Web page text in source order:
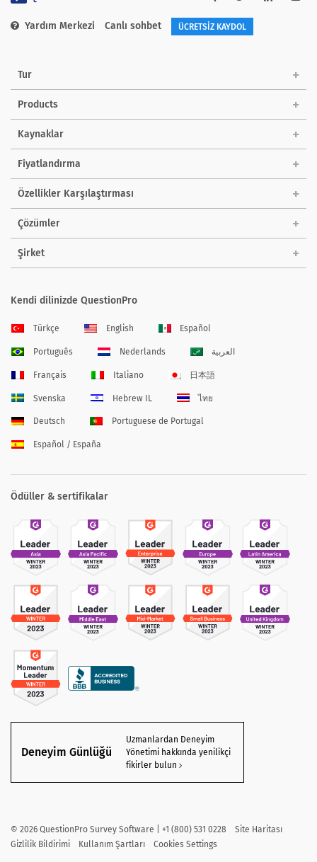
Yardım Merkezi Canlı sohbet ÜCRETSİZ KAYDOL
Tur
Products
Kaynaklar
Fiyatlandırma
Özellikler Karşılaştırması
Çözümler
Şirket
Kendi dilinizde QuestionPro
Türkçe English Español
Português Nederlands العربية
Français Italiano 日本語
Svenska Hebrew IL ไทย
Deutsch Portuguese de Portugal
Español / España
Ödüller & sertifikalar
Deneyim Günlüğü
Uzmanlardan Deneyim
Yönetimi hakkında yenilikçi
fikirler bulun
© 2026 QuestionPro Survey Software | +1 (800) 531 0228
Site Haritası
Gizlilik Bildirimi
Kullanım Şartları Cookies Settings